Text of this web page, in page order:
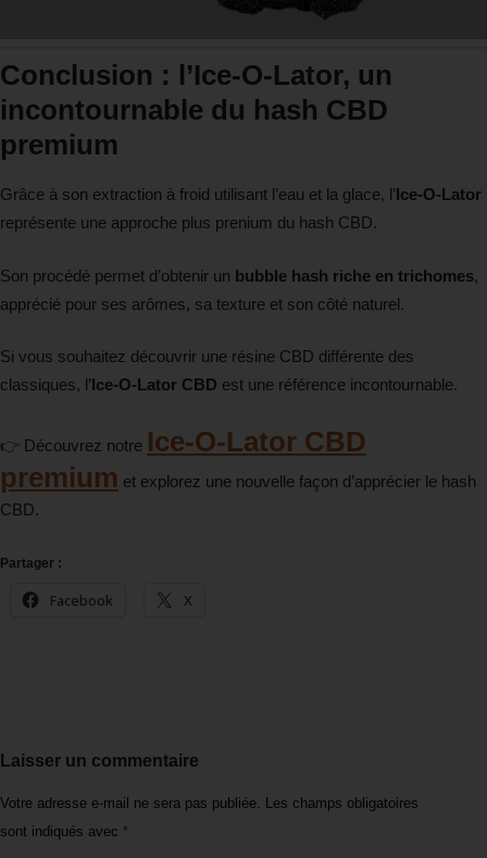
Conclusion : l’Ice-O-Lator, un
incontournable du hash CBD
premium
Grâce à son extraction à froid utilisant l’eau et la glace, l’Ice-O-Lator
représente une approche plus prenium du hash CBD.
Son procédé permet d’obtenir un bubble hash riche en trichomes,
apprécié pour ses arômes, sa texture et son côté naturel.
Si vous souhaitez découvrir une résine CBD différente des
classiques, l’Ice-O-Lator CBD est une référence incontournable.
👉 Découvrez notre Ice-O-Lator CBD
premium et explorez une nouvelle façon d’apprécier le hash
CBD.
Partager :
Facebook X
Laisser un commentaire
Votre adresse e-mail ne sera pas publiée. Les champs obligatoires
sont indiqués avec *